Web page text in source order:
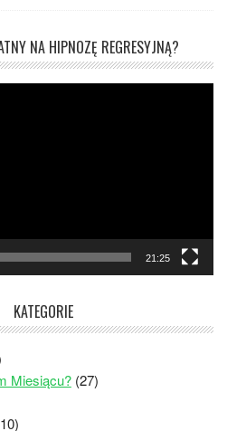
NA HIPNOZĘ REGRESYJNĄ?
21:25
KATEGORIE
Miesiącu?(27)